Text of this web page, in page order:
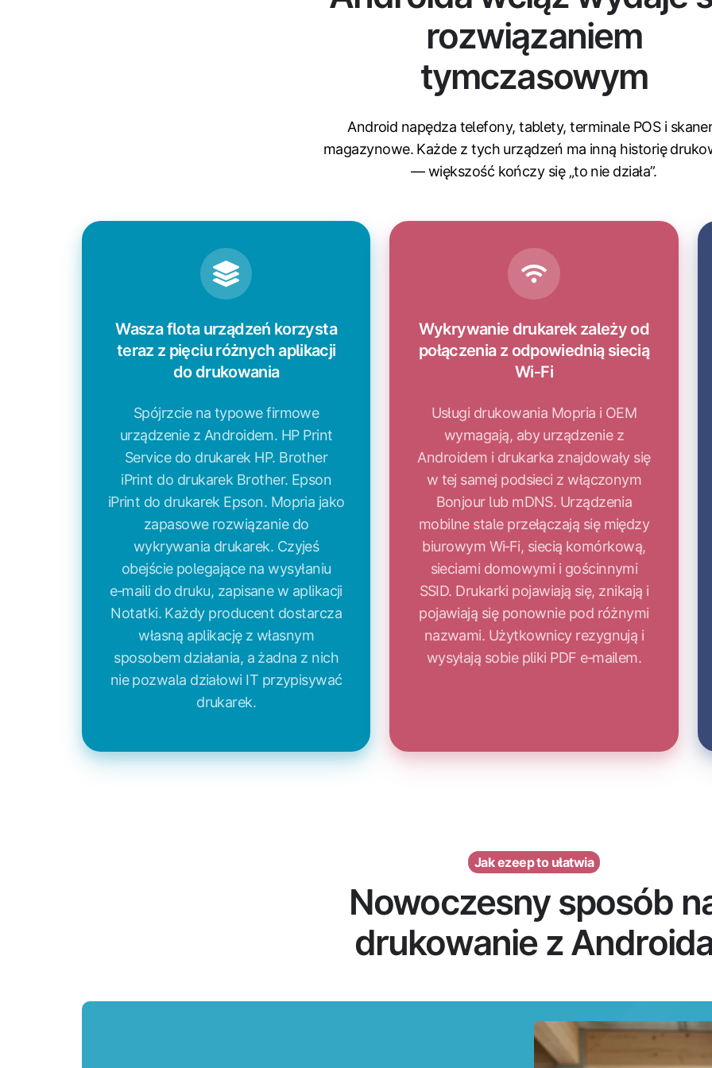
rozwiązaniem
tymczasowym
Android napędza telefony, tablety, terminale POS i
magazynowe. Każde z tych urządzeń ma inną historię
— większość kończy się „to nie działa”.
Wasza flota urządzeń korzysta
teraz z pięciu różnych aplikacji
do drukowania
Spójrzcie na typowe firmowe
urządzenie z Androidem. HP Print
Service do drukarek HP. Brother
iPrint do drukarek Brother. Epson
iPrint do drukarek Epson. Mopria jako
zapasowe rozwiązanie do
wykrywania drukarek. Czyjeś
obejście polegające na wysyłaniu
e‑maili do druku, zapisane w aplikacji
Notatki. Każdy producent dostarcza
własną aplikację z własnym
sposobem działania, a żadna z nich
nie pozwala działowi IT przypisywać
drukarek.
Wykrywanie drukarek zależy od
połączenia z odpowiednią siecią
Wi‑Fi
Usługi drukowania Mopria i OEM
wymagają, aby urządzenie z
Androidem i drukarka znajdowały się
w tej samej podsieci z włączonym
Bonjour lub mDNS. Urządzenia
mobilne stale przełączają się między
biurowym Wi‑Fi, siecią komórkową,
sieciami domowymi i gościnnymi
SSID. Drukarki pojawiają się, znikają i
pojawiają się ponownie pod różnymi
nazwami. Użytkownicy rezygnują i
wysyłają sobie pliki PDF e‑mailem.
Jak ezeep to ułatwia
Nowoczesny sposób
drukowanie z